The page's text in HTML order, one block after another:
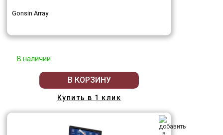
Gonsin Array
В наличии
В КОРЗИНУ
Купить в 1 клик